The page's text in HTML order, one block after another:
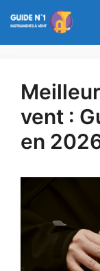
au
contenu
vent :
en
Cyber Week
Thomann :
-60% de